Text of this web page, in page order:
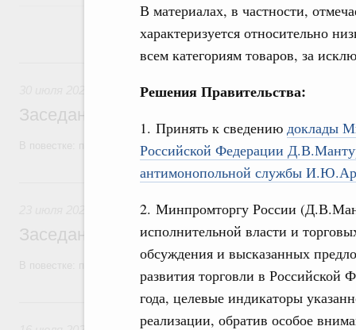
В материалах, в частности,
характеризуется относительно
всем категориям товаров, за
Решения Правительства:
1. Принять к сведению доклады
Российской Федерации
антимонопольной службы
2. Минпромторгу России
исполнительной власти и
обсуждения и высказанных
развития торговли в Российской
года, целевые индикаторы
реализации, обратив особое
30 июля, четверг
Заседание Правительства (2026 год,
В повестке: проекты федеральных законов, бюджетные
23 июля, четверг
Заседание Правительства (2026 год,
В повестке: проекты федеральных законов
16 июля, четверг